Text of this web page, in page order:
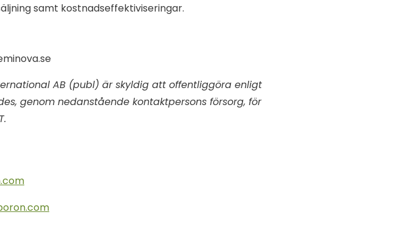
samt kostnadseffektiviseringar.
AB (publ) är skyldig att offentliggöra enligt
genom nedanstående kontaktpersons försorg, för